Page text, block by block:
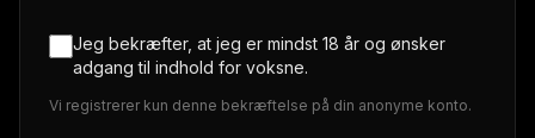
Jeg bekræfter, at jeg er mindst 18 år og ønsker
adgang til indhold for voksne.
Vi registrerer kun denne bekræftelse på din anonyme konto.